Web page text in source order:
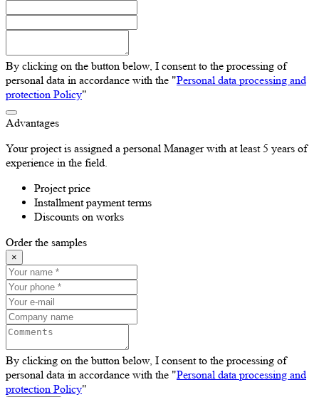
By clicking on the button below, I consent to the processing of
personal data in accordance with the "Personal data processing and
protection Policy"
Advantages
Your project is assigned a personal Manager with at least 5 years of
experience in the field.
Project price
Installment payment terms
Discounts on works
Order the samples
×
By clicking on the button below, I consent to the processing of
personal data in accordance with the "Personal data processing and
protection Policy"